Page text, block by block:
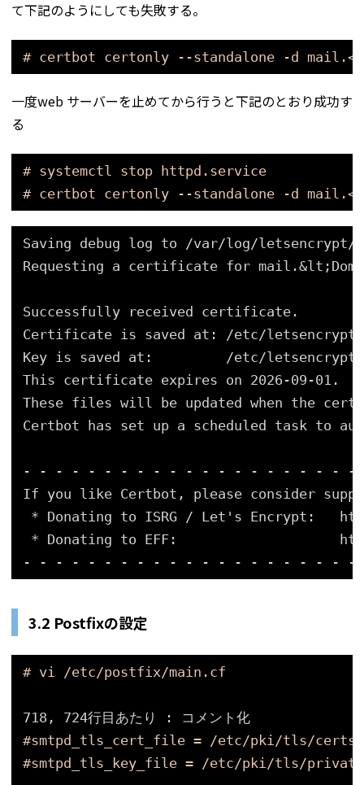
て下記のようにしても失敗する。
# certbot certonly --standalone -d
一度web サーバーを止めてから行うと下記のとおり成功す
る
# systemctl stop httpd.service
# certbot certonly --standalone -d
Saving debug log to /var/log/letsencrypt/
Requesting a certificate for
Successfully received certificate.
Certificate is saved at: /etc/letsencrypt/
Key is saved at:         /etc/
This certificate expires on 2026-09-01.
These files will be updated when the
Certbot has set up a scheduled task to
- - - - - - - - - - - - - - - - - - - -
If you like Certbot, please consider
* Donating to ISRG / Let's Encrypt:
* Donating to EFF:
- - - - - - - - - - - - - - - - - - - -
3.2 Postfixの設定
# vi /etc/postfix/main.cf
718, 724行目あたり : コメント化
#smtpd_tls_cert_file = /etc/pki/tls/certs/
#smtpd_tls_key_file = /etc/pki/tls/